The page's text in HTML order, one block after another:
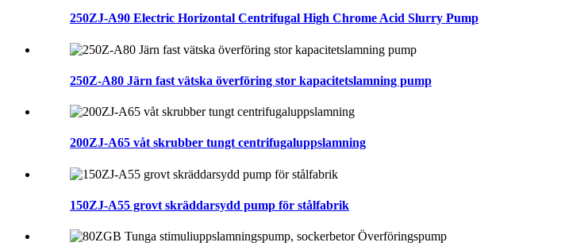
250ZJ-A90 Electric Horizontal Centrifugal High Chrome Acid Slurry Pump
250Z-A80 Järn fast vätska överföring stor kapacitetslamning pump
200ZJ-A65 våt skrubber tungt centrifugaluppslamning
150ZJ-A55 grovt skräddarsydd pump för stålfabrik